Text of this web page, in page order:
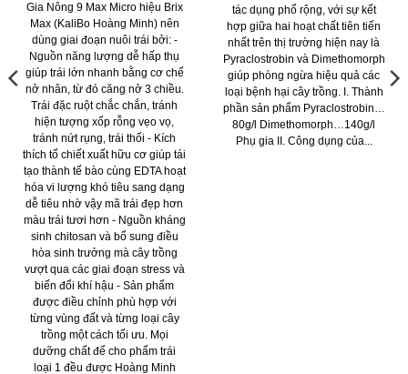
Gia Nông 9 Max Micro hiệu Brix
Max (KaliBo Hoàng Minh) nên
dùng giai đoạn nuôi trái bởi: -
Nguồn năng lượng dễ hấp thụ
giúp trái lớn nhanh bằng cơ chế
nở nhân, từ đó căng nở 3 chiều.
Trái đặc ruột chắc chắn, tránh
hiện tượng xốp rỗng vẹo vọ,
tránh nứt rụng, trái thối - Kích
thích tố chiết xuất hữu cơ giúp tái
tạo thành tế bào cùng EDTA hoạt
hóa vi lượng khó tiêu sang dạng
dễ tiêu nhờ vậy mã trái đẹp hơn
màu trái tươi hơn - Nguồn kháng
sinh chitosan và bổ sung điều
hòa sinh trưởng mà cây trồng
vượt qua các giai đoạn stress và
biến đổi khí hậu - Sản phẩm
được điều chỉnh phù hợp với
từng vùng đất và từng loại cây
trồng một cách tối ưu. Mọi
dưỡng chất để cho phẩm trái
loại 1 đều được Hoàng Minh
tác dụng phổ rộng, với sự kết
hợp giữa hai hoạt chất tiên tiến
nhất trên thị trường hiện nay là
Pyraclostrobin và Dimethomorph
giúp phòng ngừa hiệu quả các
loại bệnh hại cây trồng. I. Thành
phần sản phẩm Pyraclostrobin…
80g/l Dimethomorph…140g/l
Phụ gia II. Công dụng của...